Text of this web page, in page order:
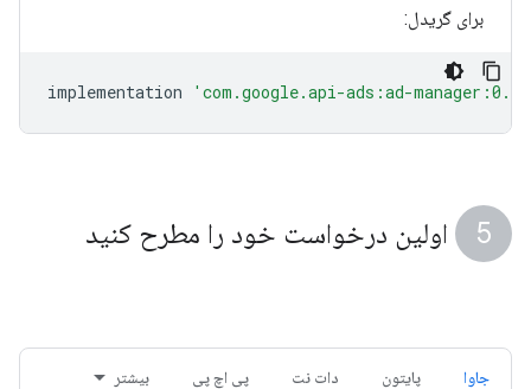
برای گریدل:
implementation 'com.google.api-ads:ad-
اولین درخواست خود را مطرح کنید
جاوا پایتون دات نت پی اچ پی بیشتر